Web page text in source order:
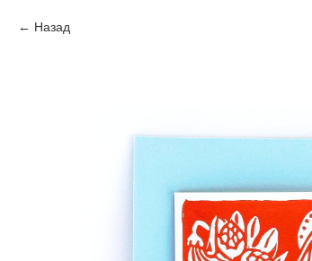
Назад